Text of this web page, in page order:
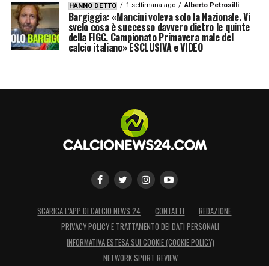
dall’Inter per arrivare alla giovane promessa italiana –
www.calcionews24.com (Instagram Marco Palestra)
In occasione dei prossimi decisivi impegni
Mondiale, Marco Palestra potrebbe essere
Gattuso.
E su di lui, inoltre,si starebbero già
HANNO DETTO 1 settimana ago Alberto Petrosilli
Bargiggia: «Mancini voleva solo la Nazionale. Vi
svelo cosa è successo davvero dietro le quinte
della FIGC. Campionato Primavera male del
calcio italiano» ESCLUSIVA e VIDEO
SCARICA L’APP DI CALCIO NEWS 24 CONTATTI
REDAZIONE
PRIVACY POLICY E TRATTAMENTO DEI DATI PERSONALI
INFORMATIVA ESTESA SUI COOKIE (COOKIE POLICY)
NETWORK SPORT REVIEW